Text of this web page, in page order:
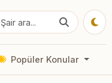
Popüler Konular